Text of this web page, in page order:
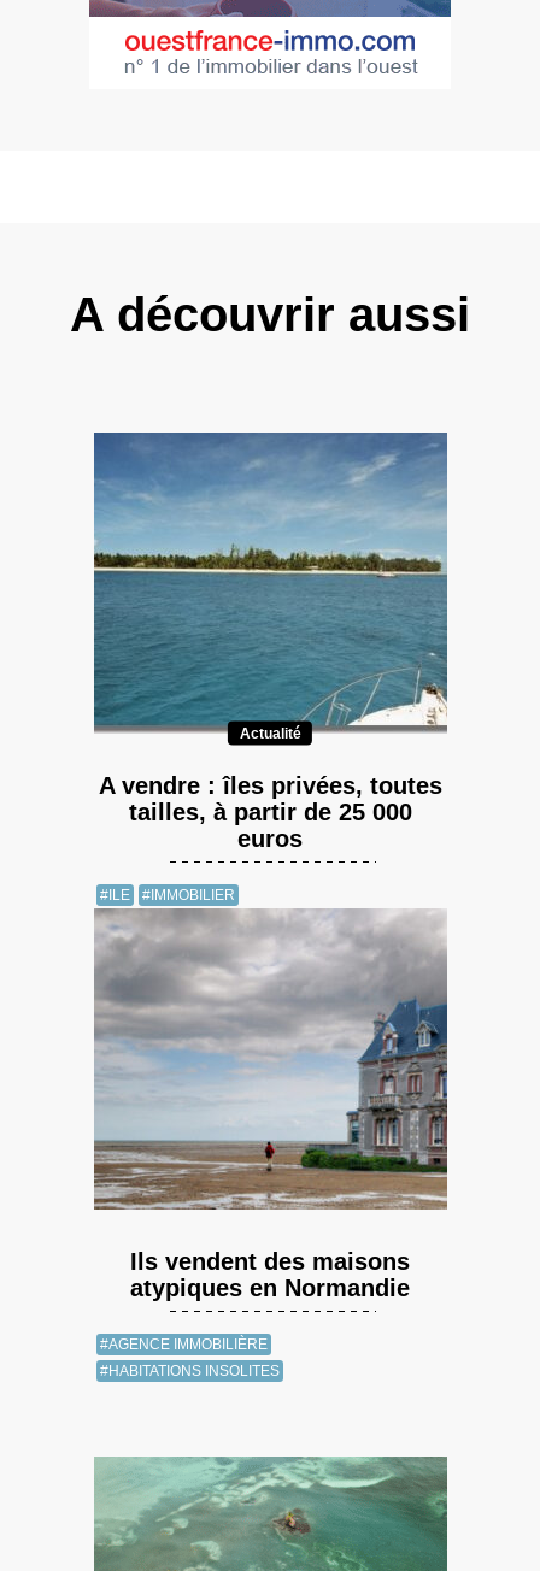
A découvrir aussi
Actualité
A vendre : îles privées, toutes
tailles, à partir de 25 000
euros
#ILE #IMMOBILIER
Ils vendent des maisons
atypiques en Normandie
#AGENCE IMMOBILIÈRE
#HABITATIONS INSOLITES